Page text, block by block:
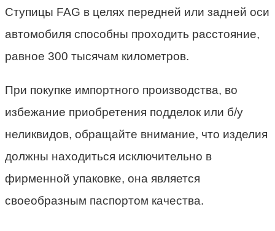
Ступицы FAG в целях передней или задней оси
автомобиля способны проходить расстояние,
равное 300 тысячам километров.
При покупке импортного производства, во
избежание приобретения подделок или б/у
неликвидов, обращайте внимание, что изделия
должны находиться исключительно в
фирменной упаковке, она является
своеобразным паспортом качества.